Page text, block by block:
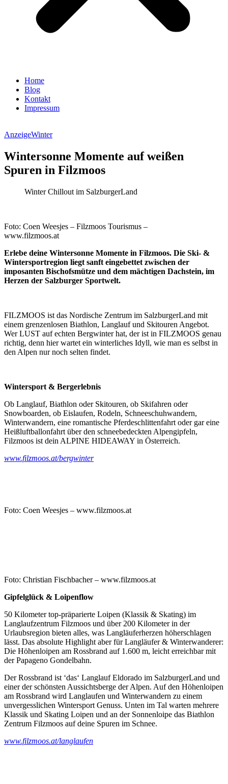
Home
Blog
Kontakt
Impressum
AnzeigeWinter
Wintersonne Momente auf weißen
Spuren in Filzmoos
Winter Chillout im SalzburgerLand
Foto: Coen Weesjes – Filzmoos Tourismus –
www.filzmoos.at
Erlebe deine Wintersonne Momente in Filzmoos. Die Ski- &
Wintersportregion liegt sanft eingebettet zwischen der
imposanten Bischofsmütze und dem mächtigen Dachstein, im
Herzen der Salzburger Sportwelt.
FILZMOOS ist das Nordische Zentrum im SalzburgerLand mit
einem grenzenlosen Biathlon, Langlauf und Skitouren Angebot.
Wer LUST auf echten Bergwinter hat, der ist in FILZMOOS genau
richtig, denn hier wartet ein winterliches Idyll, wie man es selbst in
den Alpen nur noch selten findet.
Wintersport & Bergerlebnis
Ob Langlauf, Biathlon oder Skitouren, ob Skifahren oder
Snowboarden, ob Eislaufen, Rodeln, Schneeschuhwandern,
Winterwandern, eine romantische Pferdeschlittenfahrt oder gar eine
Heißluftballonfahrt über den schneebedeckten Alpengipfeln,
Filzmoos ist dein ALPINE HIDEAWAY in Österreich.
www.filzmoos.at/bergwinter
Foto: Coen Weesjes – www.filzmoos.at
Foto: Christian Fischbacher – www.filzmoos.at
Gipfelglück & Loipenflow
50 Kilometer top-präparierte Loipen (Klassik & Skating) im
Langlaufzentrum Filzmoos und über 200 Kilometer in der
Urlaubsregion bieten alles, was Langläuferherzen höherschlagen
lässt. Das absolute Highlight aber für Langläufer & Winterwanderer:
Die Höhenloipen am Rossbrand auf 1.600 m, leicht erreichbar mit
der Papageno Gondelbahn.
Der Rossbrand ist ‘das‘ Langlauf Eldorado im SalzburgerLand und
einer der schönsten Aussichtsberge der Alpen. Auf den Höhenloipen
am Rossbrand wird Langlaufen und Winterwandern zu einem
unvergesslichen Wintersport Genuss. Unten im Tal warten mehrere
Klassik und Skating Loipen und an der Sonnenloipe das Biathlon
Zentrum Filzmoos auf deine Spuren im Schnee.
www.filzmoos.at/langlaufen